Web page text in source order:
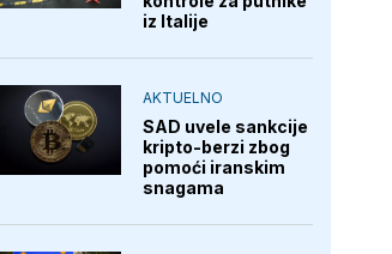
iz Italije
AKTUELNO
SAD uvele sankcije
kripto-berzi zbog
pomoći iranskim
snagama